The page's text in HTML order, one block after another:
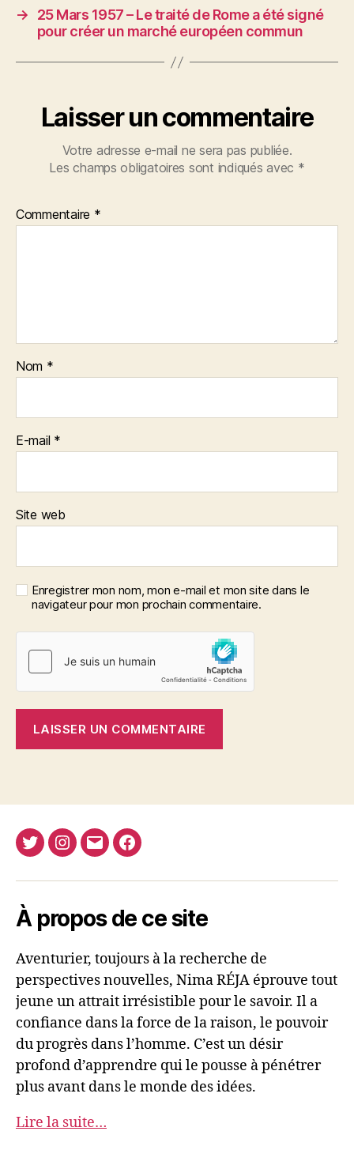
→
25 Mars 1957 – Le traité de Rome a été signé
pour créer un marché européen commun
Laisser un commentaire
Votre adresse e-mail ne sera pas publiée.
Les champs obligatoires sont indiqués avec *
Commentaire *
Nom *
E-mail *
Site web
Enregistrer mon nom, mon e-mail et mon site dans le
navigateur pour mon prochain commentaire.
TwitterInstagram
E-
Facebook
À propos de ce site
Aventurier, toujours à la recherche de
perspectives nouvelles, Nima RÉJA éprouve tout
jeune un attrait irrésistible pour le savoir. Il a
confiance dans la force de la raison, le pouvoir
du progrès dans l’homme. C’est un désir
profond d’apprendre qui le pousse à pénétrer
plus avant dans le monde des idées.
Lire la suite…